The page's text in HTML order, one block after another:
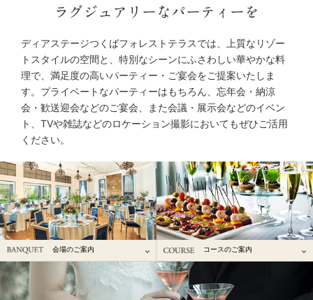
ラグジュアリーなパーティーを
ディアステージつくばフォレストテラスでは、上質なリゾー
トスタイルの空間と、特別なシーンにふさわしい華やかな料
理で、満足度の高いパーティー・ご宴会をご提案いたしま
す。プライベートなパーティーはもちろん、忘年会・納涼
会・歓送迎会などのご宴会、また会議・展示会などのイベン
ト、TVや雑誌などのロケーション撮影においてもぜひご活用
ください。
会場のご案内 コースのご案内